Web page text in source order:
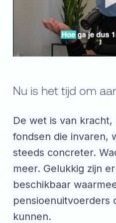
Nu is het tijd om
De wet is van
fondsen die invaren,
steeds concreter.
meer. Gelukkig zijn
beschikbaar
pensioenuitvoerders
kunnen.